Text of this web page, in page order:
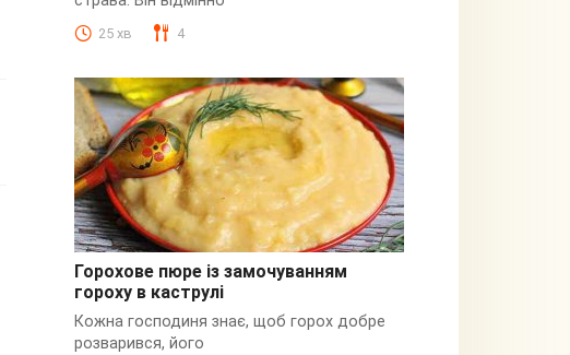
25 хв 4
Пюре
Горохове пюре із замочуванням
гороху в каструлі
Кожна господиня знає, щоб горох добре
розварився, його